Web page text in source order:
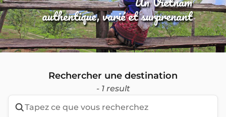
authentique, varié et surprenant
Rechercher une destination
- 1 result